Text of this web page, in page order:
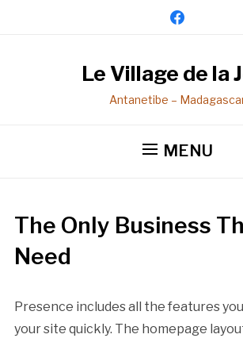
facebook
Le Village de la
Antanetibe –
MENU
The Only Business
Need
Presence includes all the features
your site quickly. The homepage